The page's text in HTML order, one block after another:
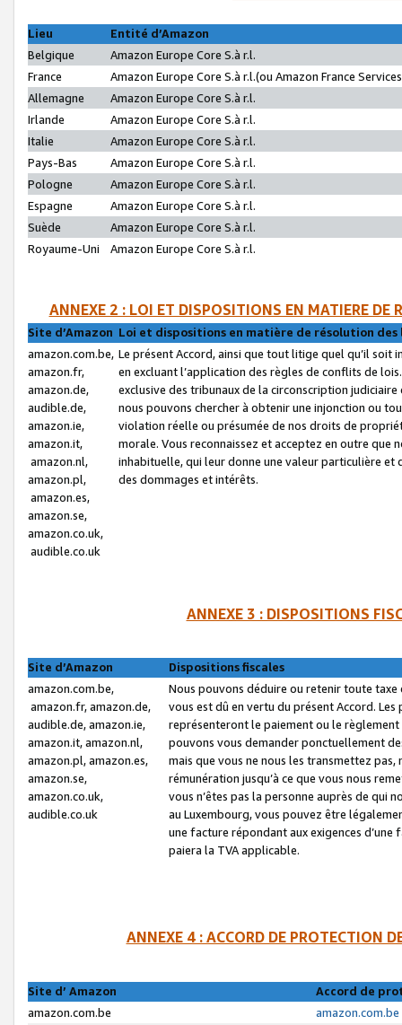
Lieu
Entité d’Amazon
Belgique
Amazon Europe Core S.à r.l.
France
Amazon Europe Core S.à r.l.(ou Amazon France
Allemagne
Amazon Europe Core S.à r.l.
Irlande
Amazon Europe Core S.à r.l.
Italie
Amazon Europe Core S.à r.l.
Pays-Bas
Amazon Europe Core S.à r.l.
Pologne
Amazon Europe Core S.à r.l.
Espagne
Amazon Europe Core S.à r.l.
Suède
Amazon Europe Core S.à r.l.
Royaume-Uni
Amazon Europe Core S.à r.l.
ANNEXE 2 : LOI ET DISPOSITIONS EN MATIERE DE
Site d’Amazon Loi et dispositions en matière de résolution
amazon.com.be,
amazon.fr,
amazon.de,
audible.de,
amazon.ie,
amazon.it,
amazon.nl,
amazon.pl,
amazon.es,
amazon.se,
amazon.co.uk,
audible.co.uk
Le présent Accord, ainsi que tout litige quel qu’il soit
en excluant l’application des règles de conflits de
exclusive des tribunaux de la circonscription
nous pouvons chercher à obtenir une injonction ou
violation réelle ou présumée de nos droits de
morale. Vous reconnaissez et acceptez en outre que
inhabituelle, qui leur donne une valeur particulière
des dommages et intérêts.
ANNEXE 3 : DISPOSITIONS
Site d’Amazon
Dispositions fiscales
amazon.com.be,
amazon.fr, amazon.de,
audible.de, amazon.ie,
amazon.it, amazon.nl,
amazon.pl, amazon.es,
amazon.se,
amazon.co.uk,
audible.co.uk
Nous pouvons déduire ou retenir toute
vous est dû en vertu du présent Accord.
représenteront le paiement ou le
pouvons vous demander ponctuellement
mais que vous ne nous les transmettez
rémunération jusqu’à ce que vous nous
vous n’êtes pas la personne auprès de qui
au Luxembourg, vous pouvez être
une facture répondant aux exigences
paiera la TVA applicable.
ANNEXE 4 : ACCORD DE PROTECTION
Site d’ Amazon
Accord de
amazon.com.be